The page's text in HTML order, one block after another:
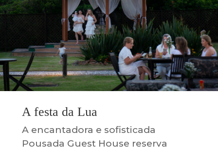
A festa da Lua
A encantadora e sofisticada
Pousada Guest House reserva